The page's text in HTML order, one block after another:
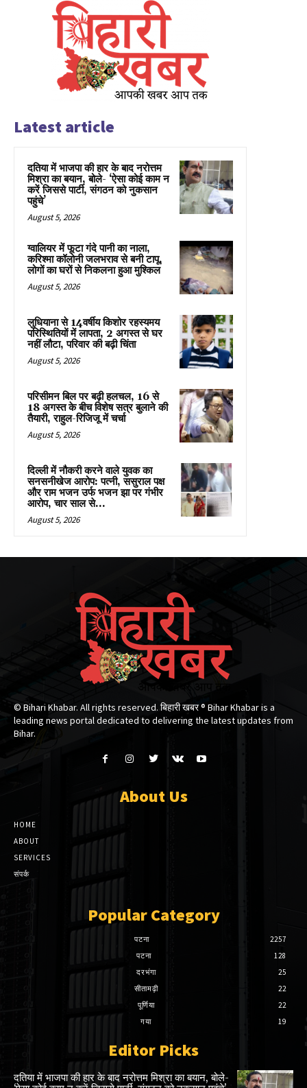
Latest article
दतिया में भाजपा की हार के बाद नरोत्तम
मिश्रा का बयान, बोले- ‘ऐसा कोई काम न
करें जिससे पार्टी, संगठन को नुकसान
पहुंचे’
August 5, 2026
ग्वालियर में फूटा गंदे पानी का नाला,
करिश्मा कॉलोनी जलभराव से बनी टापू,
लोगों का घरों से निकलना हुआ मुश्किल
August 5, 2026
लुधियाना से 14वर्षीय किशोर रहस्यमय
परिस्थितियों में लापता, 2 अगस्त से घर
नहीं लौटा, परिवार की बढ़ी चिंता
August 5, 2026
परिसीमन बिल पर बढ़ी हलचल, 16 से
18 अगस्त के बीच विशेष सत्र बुलाने की
तैयारी, राहुल-रिजिजू में चर्चा
August 5, 2026
दिल्ली में नौकरी करने वाले युवक का
सनसनीखेज आरोप: पत्नी, ससुराल पक्ष
और राम भजन उर्फ भजन झा पर गंभीर
आरोप, चार साल से...
August 5, 2026
© Bihari Khabar. All rights reserved. बिहारी खबर ®​ Bihar Khabar is a
leading news portal dedicated to delivering the latest updates from
Bihar.
About Us
HOME
ABOUT
SERVICES
संपर्क
Popular Category
पटना
2257
पटना
128
दरभंगा
25
सीतामढ़ी
22
पूर्णिया
22
गया
19
Editor Picks
दतिया में भाजपा की हार के बाद नरोत्तम मिश्रा का बयान, बोले-